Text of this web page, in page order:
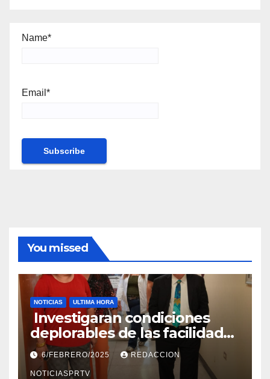
Name*
Email*
You missed
NOTICIAS ULTIMA HORA
Investigaran condiciones
deplorables de las facilidades
el Departamento de la Salud
en Mayagüez
6/FEBRERO/2025 REDACCION
NOTICIASPRTV